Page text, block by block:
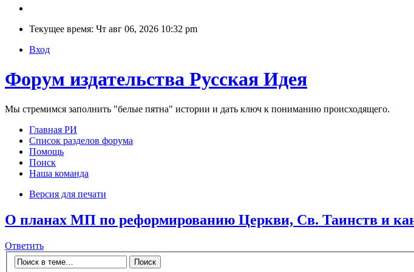
Текущее время: Чт авг 06, 2026 10:32 pm
Вход
Форум издательства Русская Идея
Мы стремимся заполнить "белые пятна" истории и дать ключ к пониманию происходящего.
Главная РИ
Список разделов форума
Помощь
Поиск
Наша команда
Версия для печати
О планах МП по реформированию Церкви, Св. Таинств и
Ответить